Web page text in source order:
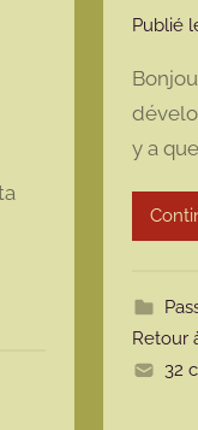
Publié
y a
Retour
32